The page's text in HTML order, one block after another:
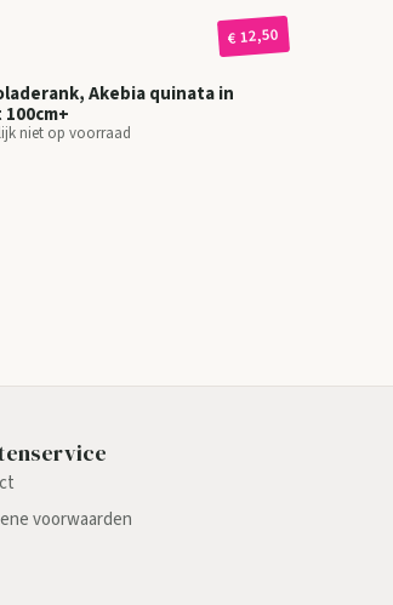
€ 12,50
Akebia quinata in
niet op voorraad
voorwaarden